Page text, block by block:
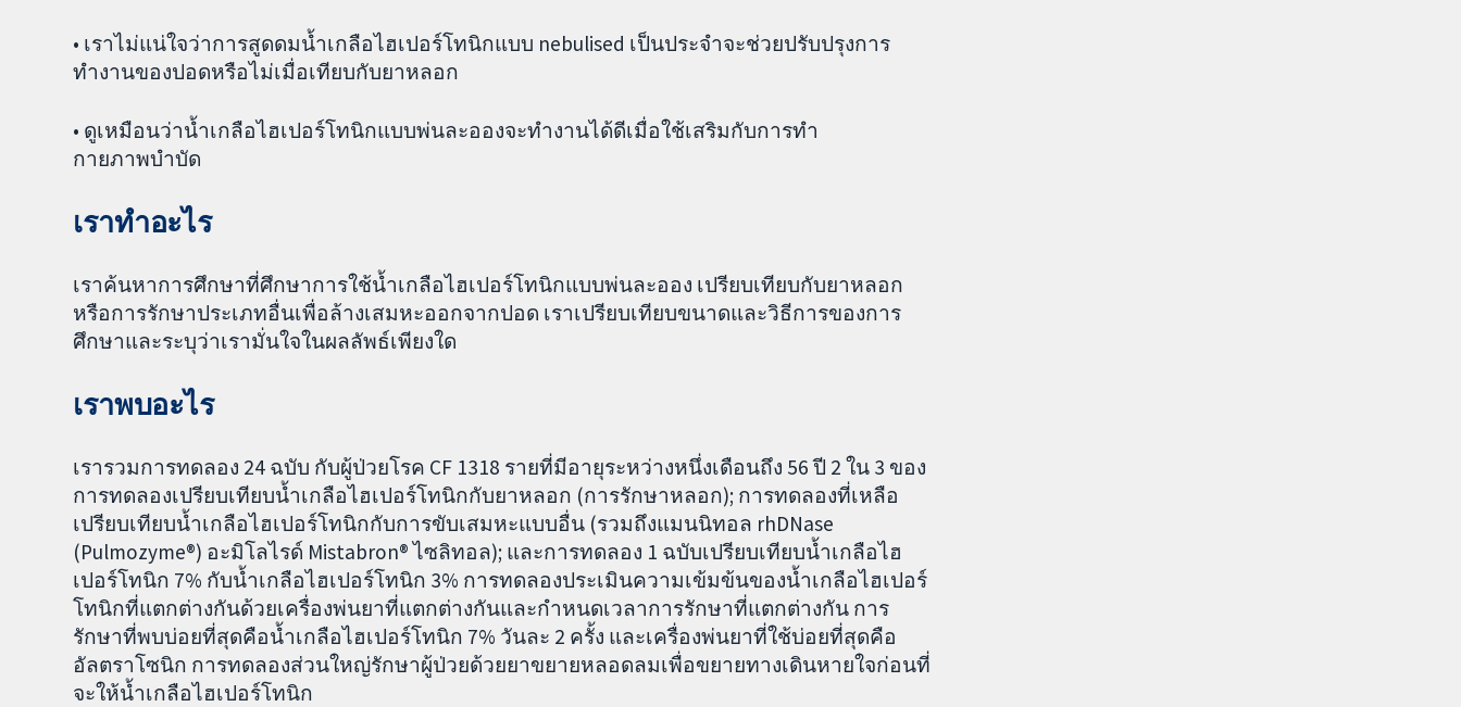
• เราไม่แน่ใจว่าการสูดดมน้ำเกลือไฮเปอร์โทนิกแบบ nebulised เป็นประจำจะช่วยปรับปรุงการ
ทำงานของปอดหรือไม่เมื่อเทียบกับยาหลอก
• ดูเหมือนว่าน้ำเกลือไฮเปอร์โทนิกแบบพ่นละอองจะทำงานได้ดีเมื่อใช้เสริมกับการทำ
กายภาพบำบัด
เราทำอะไร
เราค้นหาการศึกษาที่ศึกษาการใช้น้ำเกลือไฮเปอร์โทนิกแบบพ่นละออง เปรียบเทียบกับยาหลอก
หรือการรักษาประเภทอื่นเพื่อล้างเสมหะออกจากปอด เราเปรียบเทียบขนาดและวิธีการของการ
ศึกษาและระบุว่าเรามั่นใจในผลลัพธ์เพียงใด
เราพบอะไร
เรารวมการทดลอง 24 ฉบับ กับผู้ป่วยโรค CF 1318 รายที่มีอายุระหว่างหนึ่งเดือนถึง 56 ปี 2 ใน 3 ของ
การทดลองเปรียบเทียบน้ำเกลือไฮเปอร์โทนิกกับยาหลอก (การรักษาหลอก); การทดลองที่เหลือ
เปรียบเทียบน้ำเกลือไฮเปอร์โทนิกกับการขับเสมหะแบบอื่น (รวมถึงแมนนิทอล rhDNase
(Pulmozyme®) อะมิโลไรด์ Mistabron® ไซลิทอล); และการทดลอง 1 ฉบับเปรียบเทียบน้ำเกลือไฮ
เปอร์โทนิก 7% กับน้ำเกลือไฮเปอร์โทนิก 3% การทดลองประเมินความเข้มข้นของน้ำเกลือไฮเปอร์
โทนิกที่แตกต่างกันด้วยเครื่องพ่นยาที่แตกต่างกันและกำหนดเวลาการรักษาที่แตกต่างกัน การ
รักษาที่พบบ่อยที่สุดคือน้ำเกลือไฮเปอร์โทนิก 7% วันละ 2 ครั้ง และเครื่องพ่นยาที่ใช้บ่อยที่สุดคือ
อัลตราโซนิก การทดลองส่วนใหญ่รักษาผู้ป่วยด้วยยาขยายหลอดลมเพื่อขยายทางเดินหายใจก่อนที่
จะให้น้ำเกลือไฮเปอร์โทนิก